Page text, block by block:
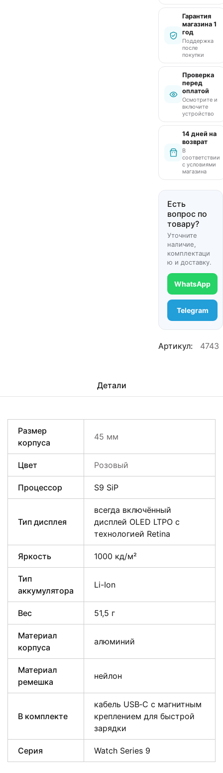
Гарантия
магазина 1
год
Поддержка
после
покупки
Проверка
перед
оплатой
Осмотрите и
включите
устройство
14 дней на
возврат
В
соответствии
с условиями
магазина
Есть
вопрос по
товару?
Уточните
наличие,
комплектаци
ю и доставку.
WhatsApp
Telegram
Артикул: 4743
Детали
Размер
корпуса
45 мм
Цвет Розовый
Процессор S9 SiP
Тип дисплея
всегда включённый
дисплей OLED LTPO с
технологией Retina
Яркость 1000 кд/м²
Тип
аккумулятора
Li-Ion
Вес 51,5 г
Материал
корпуса
алюминий
Материал
ремешка
нейлон
В комплекте
кабель USB‑C с магнитным
креплением для быстрой
зарядки
Серия Watch Series 9